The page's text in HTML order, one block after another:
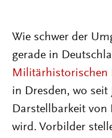
Wie schwer der
gerade in
Militärhistorischen
in Dresden, wo
Darstellbarkeit von
wird. Vorbilder